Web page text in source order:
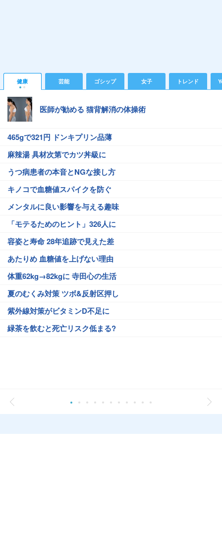
健康 芸能 ゴシップ 女子 トレンド
医師が勧める 猫背解消の体操術
465gで321円 ドンキプリン品薄
麻辣湯 具材次第でカツ丼級に
うつ病患者の本音とNGな接し方
キノコで血糖値スパイクを防ぐ
メンタルに良い影響を与える趣味
「モテるためのヒント」326人に
容姿と寿命 28年追跡で見えた差
あたりめ 血糖値を上げない理由
体重62kg→82kgに 寺田心の生活
夏のむくみ対策 ツボ&反射区押し
紫外線対策がビタミンD不足に
緑茶を飲むと死亡リスク低まる?